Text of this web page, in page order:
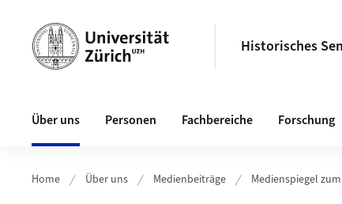
Historisches
Über uns Personen Fachbereiche Forschung
Home Über uns Medienbeiträge Medienspiegel